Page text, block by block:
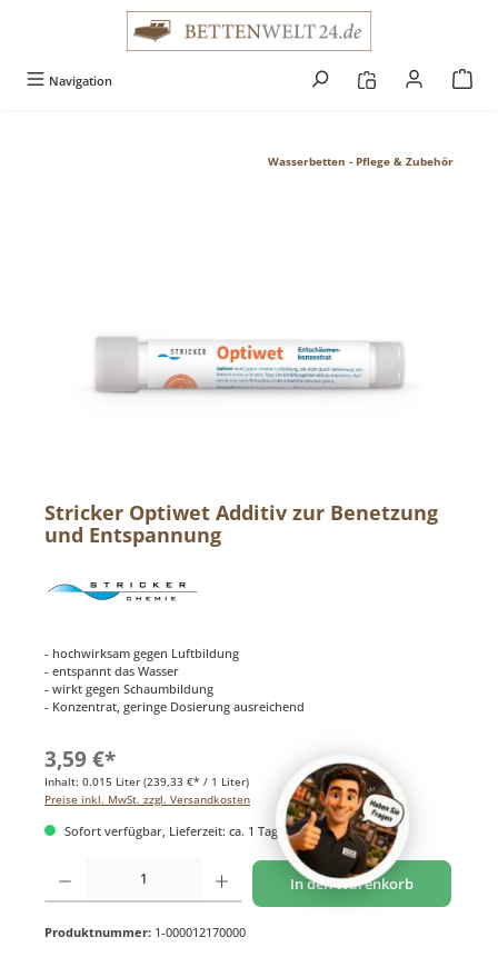
Navigation
Wasserbetten - Pflege & Zubehör
Stricker Optiwet Additiv zur Benetzung
und Entspannung
- hochwirksam gegen Luftbildung
- entspannt das Wasser
- wirkt gegen Schaumbildung
- Konzentrat, geringe Dosierung ausreichend
3,59 €*
Inhalt: 0.015 Liter (239,33 €* / 1 Liter)
Preise inkl. MwSt. zzgl. Versandkosten
Sofort verfügbar, Lieferzeit: ca. 1 Tag
Produkt Anzahl: Gib den gewünschten Wert ein oder benutze die Schaltflächen um
In den Warenkorb
Produktnummer: 1-000012170000